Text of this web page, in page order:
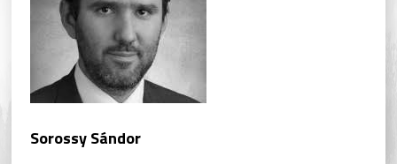
Sorossy Sándor